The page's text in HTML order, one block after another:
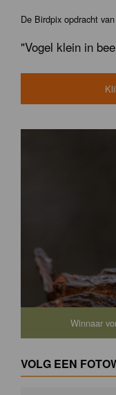
De Birdpix opdracht
"Vogel klein in
Winnaar
VOLG EEN